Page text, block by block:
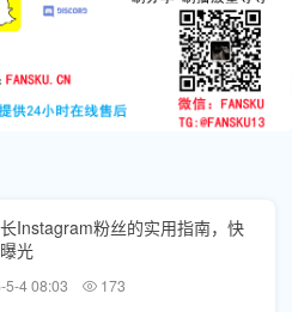
Instagram粉丝的实用指南，快
光
5-4 08:03 173